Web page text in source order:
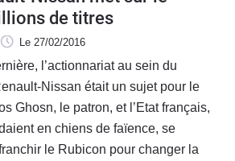
de titres
Le 27/02/2016
l’actionnariat au sein du
Nissan était un sujet pour le
Ghosn, le patron, et l’Etat français,
en chiens de faïence, se
le Rubicon pour changer la